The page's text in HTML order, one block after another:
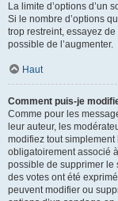
La limite d’options d’un
Si le nombre d’options
trop restreint, essayez
possible de l’augmenter.
Haut
Comment puis-je
Comme pour les
leur auteur, les
modifiez tout
obligatoirement associé
possible de supprimer le
des votes ont été
peuvent modifier ou